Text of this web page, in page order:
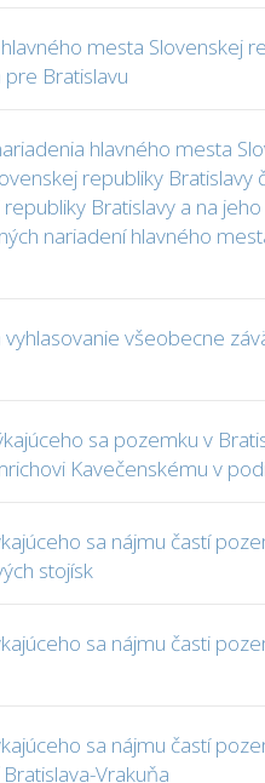
mesta Slovenskej
Bratislavu
hlavného mesta
republiky
Bratislavy a na
nariadení hlavného
všeobecne
sa pozemku v
Kavečenskému v
sa nájmu častí
stojísk
sa nájmu časti
sa nájmu častí
Vrakuňa